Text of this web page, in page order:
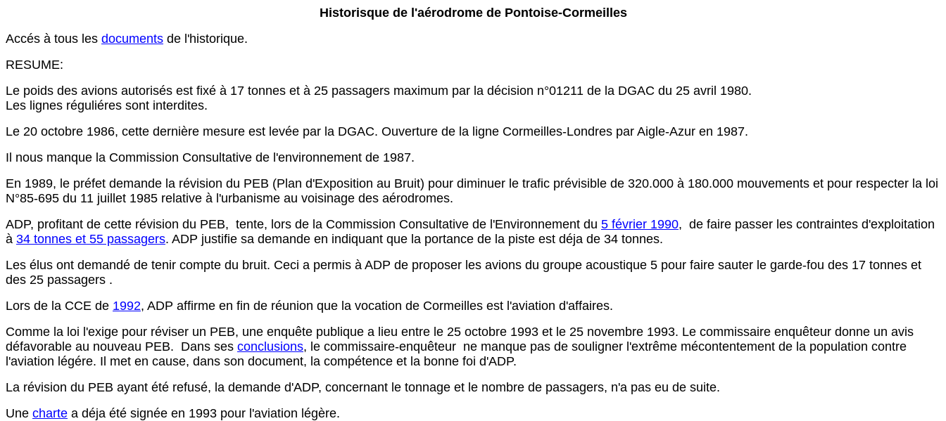
Historisque de l'aérodrome de Pontoise-Cormeilles
Accés à tous les documents de l'historique.
RESUME:
Le poids des avions autorisés est fixé à 17 tonnes et à 25 passagers maximum par la décision n°01211 de la DGAC du 25 avril 1980.
Les lignes réguliéres sont interdites.
Le 20 octobre 1986, cette dernière mesure est levée par la DGAC. Ouverture de la ligne Cormeilles-Londres par Aigle-Azur en 1987.
Il nous manque la Commission Consultative de l'environnement de 1987.
En 1989, le préfet demande la révision du PEB (Plan d'Exposition au Bruit) pour diminuer le trafic prévisible de 320.000 à 180.000 mouvements et pour respecter la loi
N°85-695 du 11 juillet 1985 relative à l'urbanisme au voisinage des aérodromes.
ADP, profitant de cette révision du PEB, tente, lors de la Commission Consultative de l'Environnement du 5 février 1990, de faire passer les contraintes d'exploitation
à 34 tonnes et 55 passagers. ADP justifie sa demande en indiquant que la portance de la piste est déja de 34 tonnes.
Les élus ont demandé de tenir compte du bruit. Ceci a permis à ADP de proposer les avions du groupe acoustique 5 pour faire sauter le garde-fou des 17 tonnes et
des 25 passagers .
Lors de la CCE de 1992, ADP affirme en fin de réunion que la vocation de Cormeilles est l'aviation d'affaires.
Comme la loi l'exige pour réviser un PEB, une enquête publique a lieu entre le 25 octobre 1993 et le 25 novembre 1993. Le commissaire enquêteur donne un avis
défavorable au nouveau PEB. Dans ses conclusions, le commissaire-enquêteur ne manque pas de souligner l'extrême mécontentement de la population contre
l'aviation légére. Il met en cause, dans son document, la compétence et la bonne foi d'ADP.
La révision du PEB ayant été refusé, la demande d'ADP, concernant le tonnage et le nombre de passagers, n'a pas eu de suite.
Une charte a déja été signée en 1993 pour l'aviation légère.